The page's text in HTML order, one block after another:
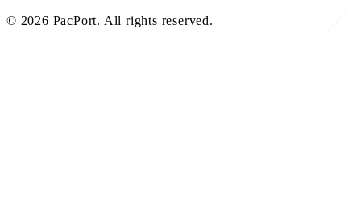
© 2026 PacPort. All rights reserved.